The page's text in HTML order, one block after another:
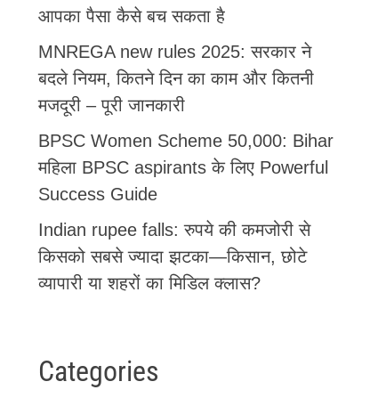
आपका पैसा कैसे बच सकता है
MNREGA new rules 2025: सरकार ने
बदले नियम, कितने दिन का काम और कितनी
मजदूरी – पूरी जानकारी
BPSC Women Scheme 50,000: Bihar
महिला BPSC aspirants के लिए Powerful
Success Guide
Indian rupee falls: रुपये की कमजोरी से
किसको सबसे ज्यादा झटका—किसान, छोटे
व्यापारी या शहरों का मिडिल क्लास?
Categories